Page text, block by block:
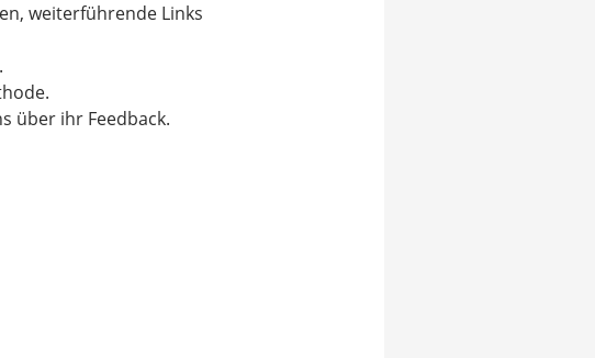
weiterführende Links
über ihr Feedback.